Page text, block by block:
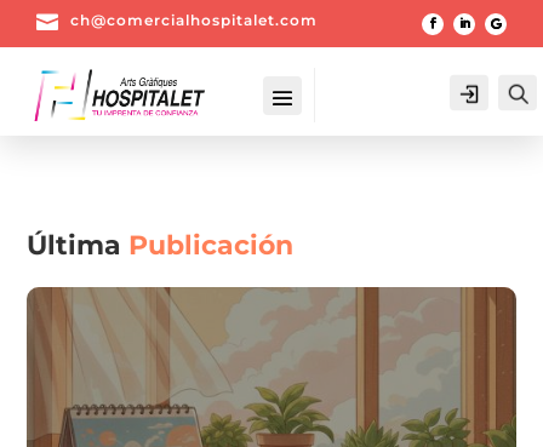
 ch@comercialhospitalet.com
Login
Última Publicación